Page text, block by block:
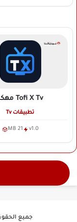
Tofi X Tv
تطبيقات Tv
v1.0
21 MB
جميع